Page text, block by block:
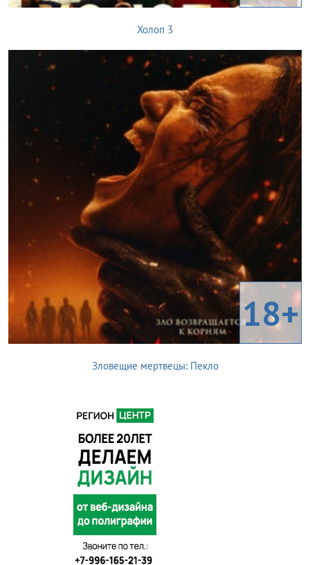
Холоп 3
18+
Зловещие мертвецы: Пекло